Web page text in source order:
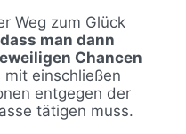
Weg zum Glück
dass man dann
Chancen
einschließen
entgegen der
tätigen muss.